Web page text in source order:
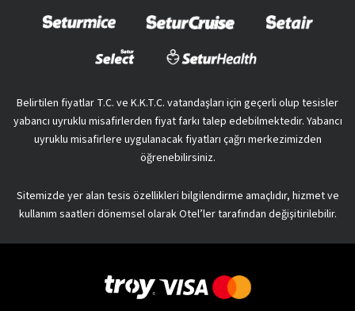
Belirtilen fiyatlar T.C. ve K.K.T.C. vatandaşları için geçerli olup tesisler
yabancı uyruklu misafirlerden fiyat farkı talep edebilmektedir. Yabancı
uyruklu misafirlere uygulanacak fiyatları çağrı merkezimizden
öğrenebilirsiniz.
Sitemizde yer alan tesis özellikleri bilgilendirme amaçlıdır, hizmet ve
kullanım saatleri dönemsel olarak Otel’ler tarafından değişitirilebilir.